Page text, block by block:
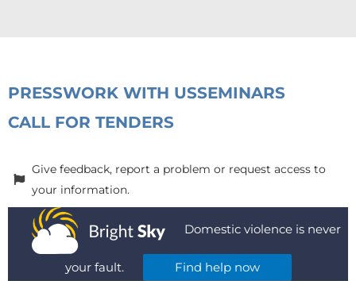
PRESSWORK WITH USSEMINARS
CALL FOR TENDERS
Give feedback, report a problem or request access to
your information.
Domestic violence is never
your fault. Find help now